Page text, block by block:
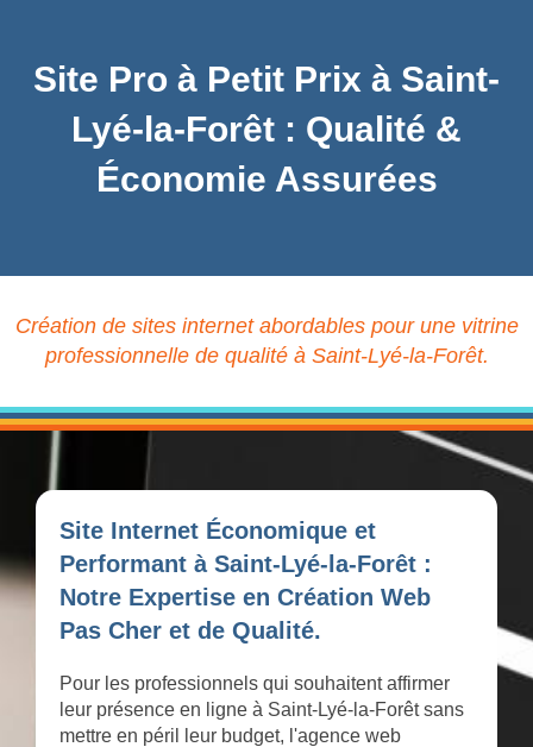
Site Pro à Petit Prix à Saint-
Lyé-la-Forêt : Qualité &
Économie Assurées
Création de sites internet abordables pour une vitrine
professionnelle de qualité à Saint-Lyé-la-Forêt.
Site Internet Économique et
Performant à Saint-Lyé-la-Forêt :
Notre Expertise en Création Web
Pas Cher et de Qualité.
Pour les professionnels qui souhaitent affirmer
leur présence en ligne à Saint-Lyé-la-Forêt sans
mettre en péril leur budget, l'agence web